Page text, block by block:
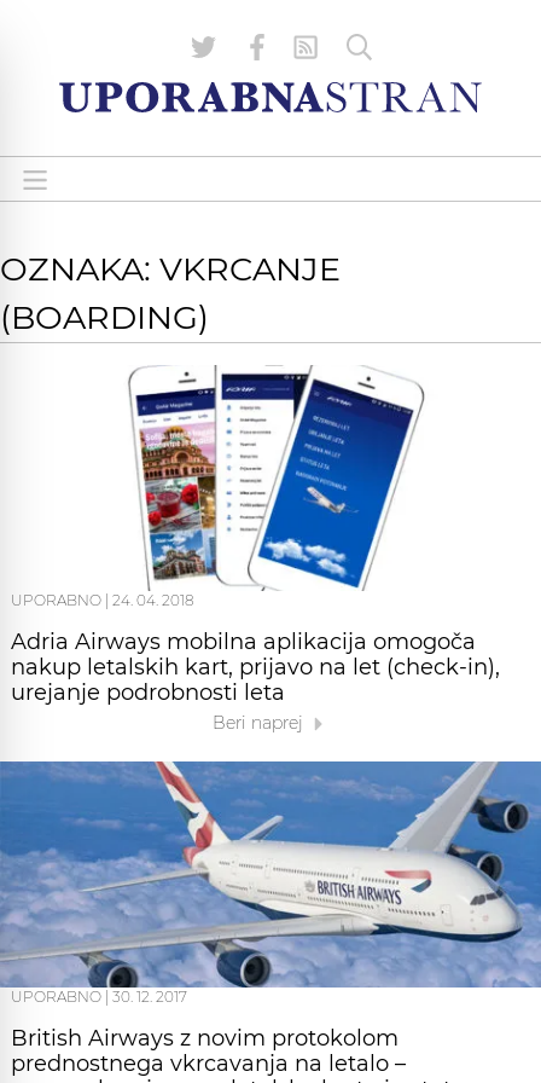
OZNAKA: VKRCANJE
(BOARDING)
UPORABNO 24. 04. 2018
Adria Airways mobilna aplikacija omogoča
nakup letalskih kart, prijavo na let (check-in),
urejanje podrobnosti leta
Beri naprej
UPORABNO 30. 12. 2017
British Airways z novim protokolom
prednostnega vkrcavanja na letalo –